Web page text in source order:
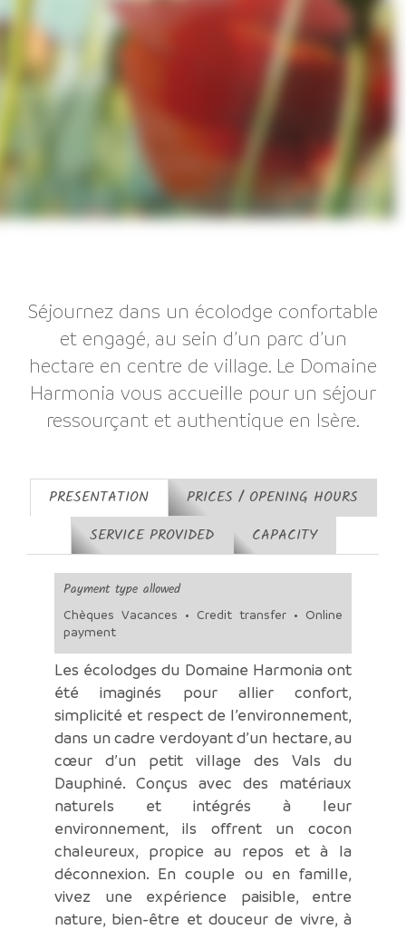
Séjournez dans un écolodge confortable
et engagé, au sein d’un parc d’un
hectare en centre de village. Le Domaine
Harmonia vous accueille pour un séjour
ressourçant et authentique en Isère.
PRESENTATION
PRICES / OPENING HOURS
SERVICE PROVIDED
CAPACITY
Payment type allowed
Chèques Vacances • Credit transfer • Online
payment
Les écolodges du Domaine Harmonia ont
été imaginés pour allier confort,
simplicité et respect de l’environnement,
dans un cadre verdoyant d’un hectare, au
cœur d’un petit village des Vals du
Dauphiné. Conçus avec des matériaux
naturels et intégrés à leur
environnement, ils offrent un cocon
chaleureux, propice au repos et à la
déconnexion. En couple ou en famille,
vivez une expérience paisible, entre
nature, bien-être et douceur de vivre, à